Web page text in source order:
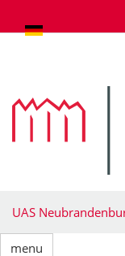
goto contents
UAS
menu